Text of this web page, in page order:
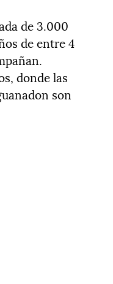
de 3.000
de entre 4
donde las
son